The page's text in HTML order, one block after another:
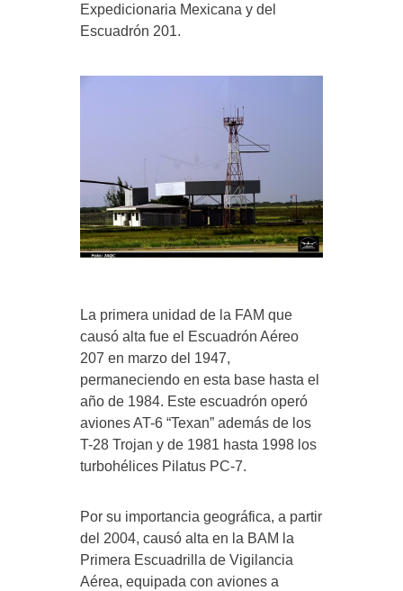
Expedicionaria Mexicana y del
Escuadrón 201.
La primera unidad de la FAM que
causó alta fue el Escuadrón Aéreo
207 en marzo del 1947,
permaneciendo en esta base hasta el
año de 1984. Este escuadrón operó
aviones AT-6 “Texan” además de los
T-28 Trojan y de 1981 hasta 1998 los
turbohélices Pilatus PC-7.
Por su importancia geográfica, a partir
del 2004, causó alta en la BAM la
Primera Escuadrilla de Vigilancia
Aérea, equipada con aviones a